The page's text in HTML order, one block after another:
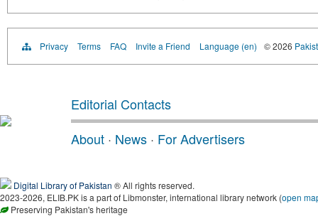
Privacy Terms FAQ Invite a Friend Language (en) © 2026
Editorial Contacts
About · News · For Advertisers
Digital Library of Pakistan ® All rights reserved.
2023-2026, ELIB.PK is a part of Libmonster, international library network (open
Preserving Pakistan's heritage